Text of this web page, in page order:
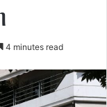
4 minutes read